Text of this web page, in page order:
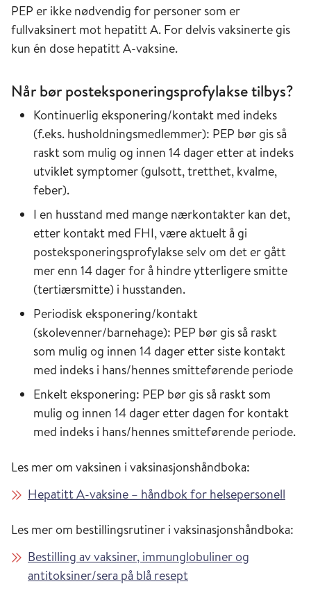
PEP er ikke nødvendig for personer som er
fullvaksinert mot hepatitt A. For delvis vaksinerte gis
kun én dose hepatitt A-vaksine.
Når bør posteksponeringsprofylakse tilbys?
Kontinuerlig eksponering/kontakt med indeks
(f.eks. husholdningsmedlemmer): PEP bør gis så
raskt som mulig og innen 14 dager etter at indeks
utviklet symptomer (gulsott, tretthet, kvalme,
feber).
I en husstand med mange nærkontakter kan det,
etter kontakt med FHI, være aktuelt å gi
posteksponeringsprofylakse selv om det er gått
mer enn 14 dager for å hindre ytterligere smitte
(tertiærsmitte) i husstanden.
Periodisk eksponering/kontakt
(skolevenner/barnehage): PEP bør gis så raskt
som mulig og innen 14 dager etter siste kontakt
med indeks i hans/hennes smitteførende periode
Enkelt eksponering: PEP bør gis så raskt som
mulig og innen 14 dager etter dagen for kontakt
med indeks i hans/hennes smitteførende periode.
Les mer om vaksinen i vaksinasjonshåndboka:
Hepatitt A-vaksine – håndbok for helsepersonell
Les mer om bestillingsrutiner i vaksinasjonshåndboka:
Bestilling av vaksiner, immunglobuliner og
antitoksiner/sera på blå resept